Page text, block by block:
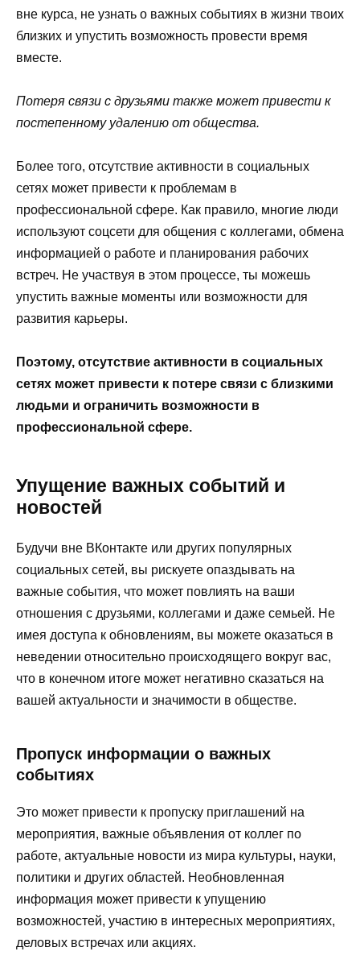
вне курса, не узнать о важных событиях в жизни твоих
близких и упустить возможность провести время
вместе.
Потеря связи с друзьями также может привести к
постепенному удалению от общества.
Более того, отсутствие активности в социальных
сетях может привести к проблемам в
профессиональной сфере. Как правило, многие люди
используют соцсети для общения с коллегами, обмена
информацией о работе и планирования рабочих
встреч. Не участвуя в этом процессе, ты можешь
упустить важные моменты или возможности для
развития карьеры.
Поэтому, отсутствие активности в социальных
сетях может привести к потере связи с близкими
людьми и ограничить возможности в
профессиональной сфере.
Упущение важных событий и
новостей
Будучи вне ВКонтакте или других популярных
социальных сетей, вы рискуете опаздывать на
важные события, что может повлиять на ваши
отношения с друзьями, коллегами и даже семьей. Не
имея доступа к обновлениям, вы можете оказаться в
неведении относительно происходящего вокруг вас,
что в конечном итоге может негативно сказаться на
вашей актуальности и значимости в обществе.
Пропуск информации о важных
событиях
Это может привести к пропуску приглашений на
мероприятия, важные объявления от коллег по
работе, актуальные новости из мира культуры, науки,
политики и других областей. Необновленная
информация может привести к упущению
возможностей, участию в интересных мероприятиях,
деловых встречах или акциях.